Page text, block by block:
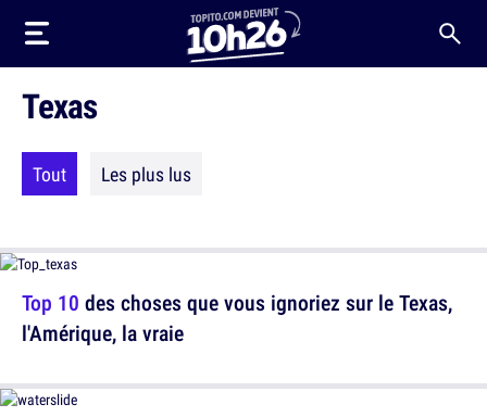
Texas
Tout Les plus lus
Top 10 des choses que vous ignoriez sur le Texas,
l'Amérique, la vraie